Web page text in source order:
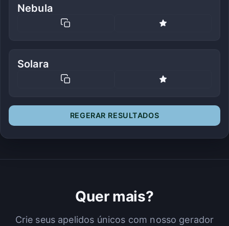
Nebula
Solara
REGERAR RESULTADOS
Quer mais?
Crie seus apelidos únicos com nosso gerador